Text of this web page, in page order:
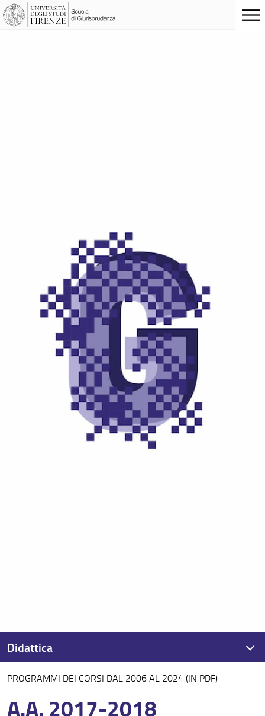
PROGRAMMI DEI CORSI DAL 2006 AL 2024 (IN PDF)
A.A. 2017-2018
Didattica
Calendario didattico
Orario delle lezioni